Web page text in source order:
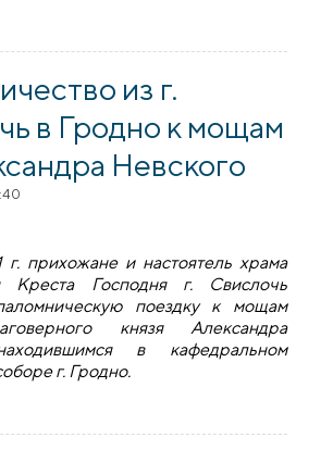
пребывания для инвалидов г. Свислочь по
из г.
в Гродно к мощам
Невского
г. прихожане и настоятель храма
Креста Господня г. Свислочь
поездку к мощам
князя Александра
в кафедральном
г. Гродно.
к мощам св. Александра Невского